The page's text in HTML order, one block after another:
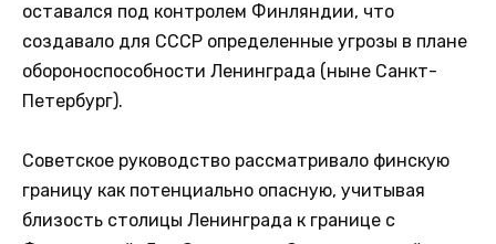
оставался под контролем Финляндии, что
создавало для СССР определенные угрозы в плане
обороноспособности Ленинграда (ныне Санкт-
Петербург).
Советское руководство рассматривало финскую
границу как потенциально опасную, учитывая
близость столицы Ленинграда к границе с